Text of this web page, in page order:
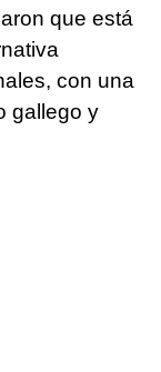
que está
con una
gallego y